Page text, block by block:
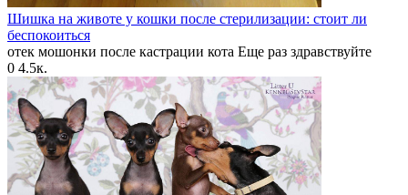
Шишка на животе у кошки после стерилизации: стоит ли
беспокоиться
отек мошонки после кастрации кота Еще раз здравствуйте
0 4.5к.